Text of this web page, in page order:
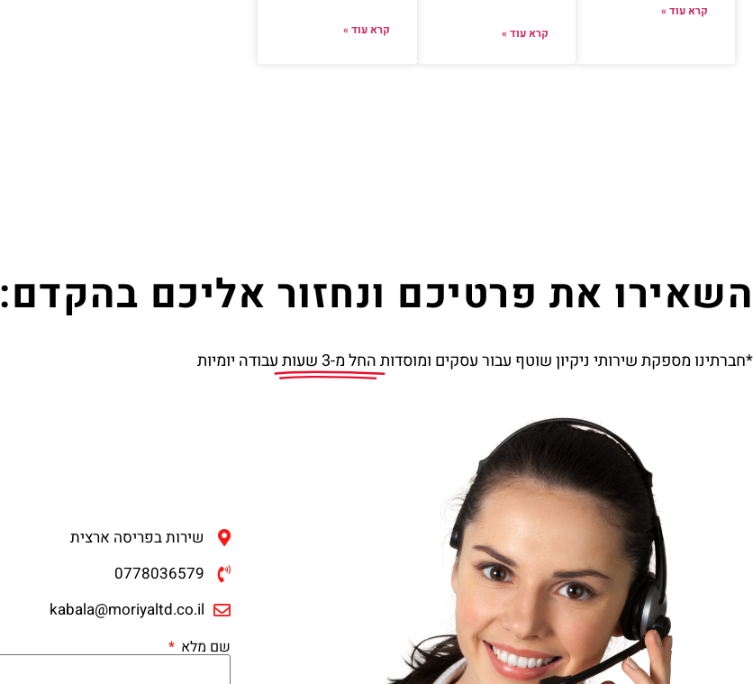
קרא עוד »
קרא עוד » קרא עוד »
השאירו את פרטיכם ונחזור אליכם בהקדם:
*חברתינו מספקת שירותי ניקיון שוטף עבור עסקים ומוסדותהחל מ-3 שעות עבודה יומיות
שירות בפריסה ארצית
0778036579
kabala@moriyaltd.co.il
שם מלא